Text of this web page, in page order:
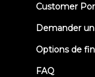
Customer
Demander
Options de
FAQ